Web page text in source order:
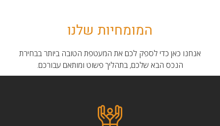
המומחיות שלנו
אנחנו כאן כדי לספק לכם את המעטפת הטובה ביותר בבחירת
הנכס הבא שלכם, בתהליך פשוט ומותאם עבורכם.